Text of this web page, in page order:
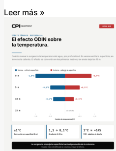
Leer más »